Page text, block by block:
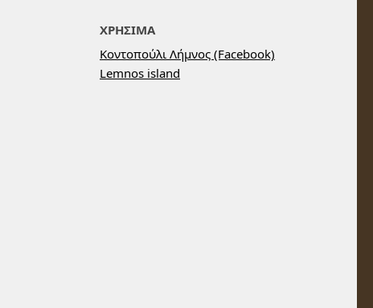
ΧΡΗΣΙΜΑ
Κοντοπούλι Λήμνος (Facebook)
Lemnos island